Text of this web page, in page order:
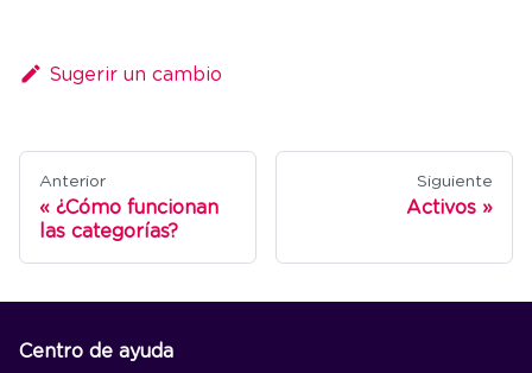
Sugerir un cambio
Anterior
¿Cómo funcionan
las categorías?
Siguiente
Activos
Centro de ayuda